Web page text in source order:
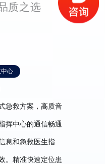
质之选
心
急救方案，高质音
挥中心的通信畅通
息和急救医生指
。精准快速定位患